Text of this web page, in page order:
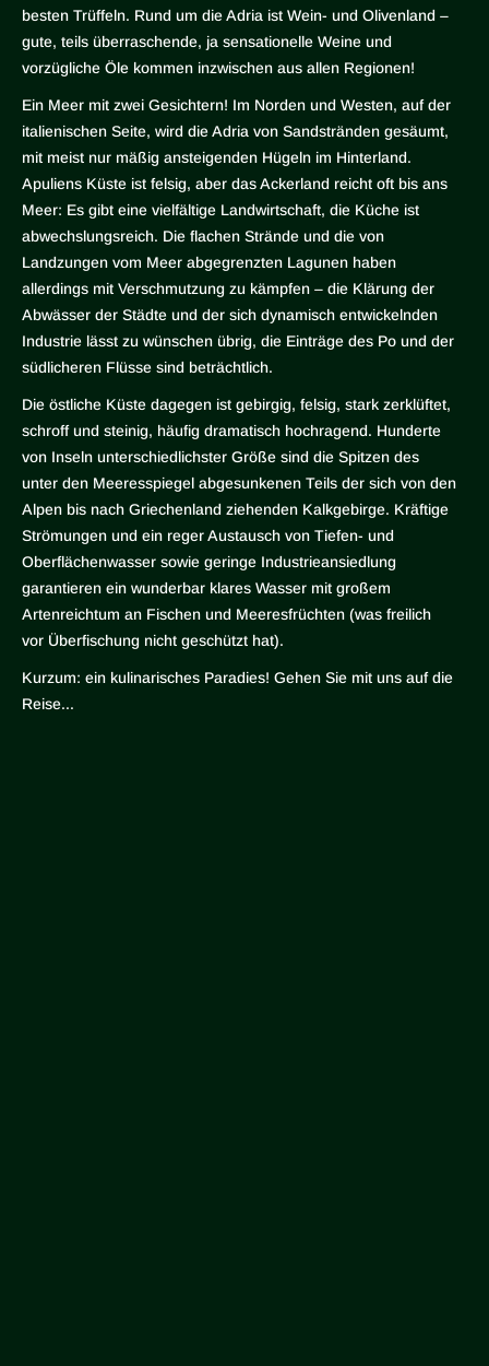
besten Trüffeln. Rund um die Adria ist Wein- und Olivenland –
gute, teils überraschende, ja sensationelle Weine und
vorzügliche Öle kommen inzwischen aus allen Regionen!
Ein Meer mit zwei Gesichtern! Im Norden und Westen, auf der
italienischen Seite, wird die Adria von Sandstränden gesäumt,
mit meist nur mäßig ansteigenden Hügeln im Hinterland.
Apuliens Küste ist felsig, aber das Ackerland reicht oft bis ans
Meer: Es gibt eine vielfältige Landwirtschaft, die Küche ist
abwechslungsreich. Die flachen Strände und die von
Landzungen vom Meer abgegrenzten Lagunen haben
allerdings mit Verschmutzung zu kämpfen – die Klärung der
Abwässer der Städte und der sich dynamisch entwickelnden
Industrie lässt zu wünschen übrig, die Einträge des Po und der
südlicheren Flüsse sind beträchtlich.
Die östliche Küste dagegen ist gebirgig, felsig, stark zerklüftet,
schroff und steinig, häufig dramatisch hochragend. Hunderte
von Inseln unterschiedlichster Größe sind die Spitzen des
unter den Meeresspiegel abgesunkenen Teils der sich von den
Alpen bis nach Griechenland ziehenden Kalkgebirge. Kräftige
Strömungen und ein reger Austausch von Tiefen- und
Oberflächenwasser sowie geringe Industrieansiedlung
garantieren ein wunderbar klares Wasser mit großem
Artenreichtum an Fischen und Meeresfrüchten (was freilich
vor Überfischung nicht geschützt hat).
Kurzum: ein kulinarisches Paradies! Gehen Sie mit uns auf die
Reise...